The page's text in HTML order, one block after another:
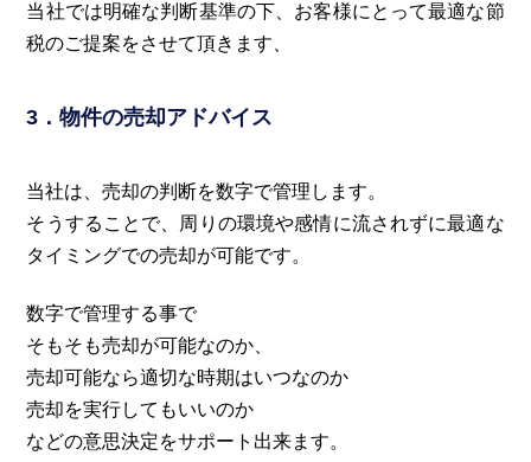
当社では明確な判断基準の下、お客様にとって最適な節
税のご提案をさせて頂きます、
3．物件の売却アドバイス
当社は、売却の判断を数字で管理します。
そうすることで、周りの環境や感情に流されずに最適な
タイミングでの売却が可能です。
数字で管理する事で
そもそも売却が可能なのか、
売却可能なら適切な時期はいつなのか
売却を実行してもいいのか
などの意思決定をサポート出来ます。